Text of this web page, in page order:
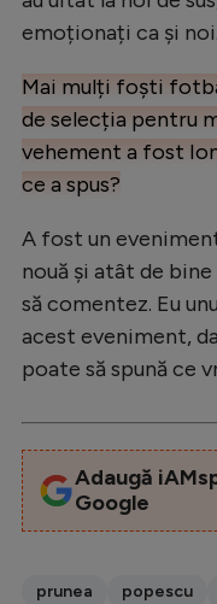
emoționați ca și noi.
Mai mulți foști
de selecția pentru
vehement a fost
ce a spus?
A fost un
nouă și atât de
să comentez. Eu
acest eveniment,
poate să spună ce
Adaugă
Google
prunea popescu